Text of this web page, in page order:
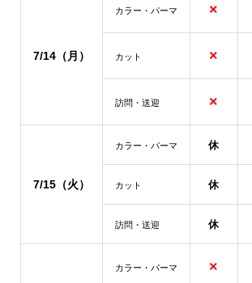
7/14（月）
カラー・パーマ ×
カット ×
訪問・送迎 ×
7/15（火）
カラー・パーマ 休
カット 休
訪問・送迎 休
カラー・パーマ ×